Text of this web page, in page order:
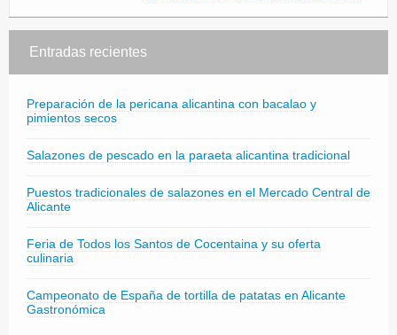
Entradas recientes
Preparación de la pericana alicantina con bacalao y
pimientos secos
Salazones de pescado en la paraeta alicantina tradicional
Puestos tradicionales de salazones en el Mercado Central de
Alicante
Feria de Todos los Santos de Cocentaina y su oferta
culinaria
Campeonato de España de tortilla de patatas en Alicante
Gastronómica